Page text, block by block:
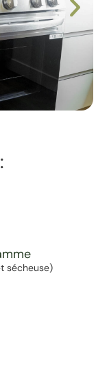
sécheuse)